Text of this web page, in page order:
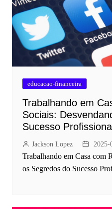
educacao-financeira
Trabalhando em
Sociais:
Sucesso
Jackson Lopez 2025-
Trabalhando em Casa com
os Segredos do Sucesso